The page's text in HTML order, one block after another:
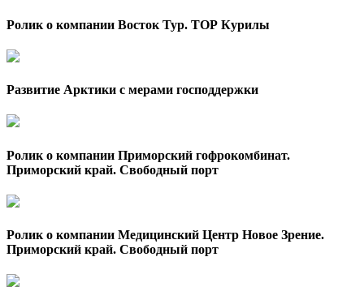
Ролик о компании Восток Тур. ТОР Курилы
Развитие Арктики с мерами господдержки
Ролик о компании Приморский гофрокомбинат.
Приморский край. Свободный порт
Ролик о компании Медицинский Центр Новое Зрение.
Приморский край. Свободный порт